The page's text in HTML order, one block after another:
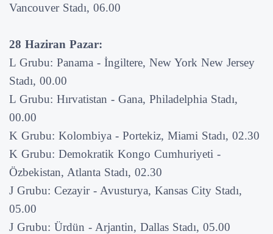
Vancouver Stadı, 06.00
28 Haziran Pazar:
L Grubu: Panama - İngiltere, New York New Jersey
Stadı, 00.00
L Grubu: Hırvatistan - Gana, Philadelphia Stadı,
00.00
K Grubu: Kolombiya - Portekiz, Miami Stadı, 02.30
K Grubu: Demokratik Kongo Cumhuriyeti -
Özbekistan, Atlanta Stadı, 02.30
J Grubu: Cezayir - Avusturya, Kansas City Stadı,
05.00
J Grubu: Ürdün - Arjantin, Dallas Stadı, 05.00